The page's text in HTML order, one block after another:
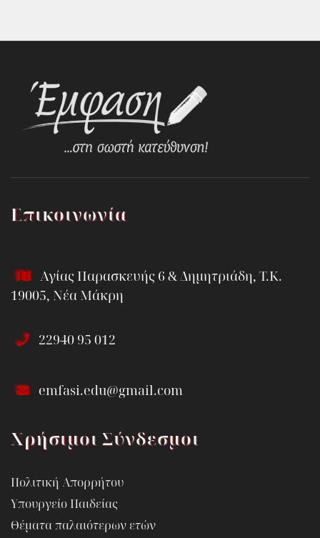
Επικοινωνία
Αγίας Παρασκευής 6 & Δημητριάδη, Τ.Κ.
19005, Νέα Μάκρη
22940 95 012
emfasi.edu@gmail.com
Χρήσιμοι Σύνδεσμοι
Πολιτική Απορρήτου
Υπουργείο Παιδείας
Θέματα παλαιότερων ετών